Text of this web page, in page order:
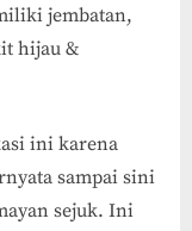
jembatan,
hijau &
ini karena
sampai sini
sejuk. Ini